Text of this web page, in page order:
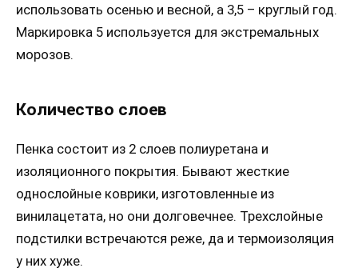
использовать осенью и весной, а 3,5 – круглый год.
Маркировка 5 используется для экстремальных
морозов.
Количество слоев
Пенка состоит из 2 слоев полиуретана и
изоляционного покрытия. Бывают жесткие
однослойные коврики, изготовленные из
винилацетата, но они долговечнее. Трехслойные
подстилки встречаются реже, да и термоизоляция
у них хуже.